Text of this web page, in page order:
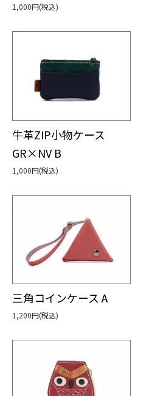
1,000円(税込)
牛革ZIP小物ケース
GR×NV B
1,000円(税込)
三角コインケース A
1,200円(税込)